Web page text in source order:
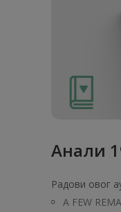
Анали
Радови овог
А FEW